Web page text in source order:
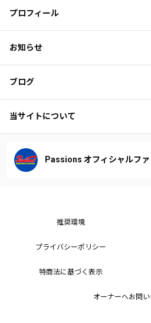
プロフィール
お知らせ
ブログ
当サイトについて
Passions オフィシャルフ
推奨環境
プライバシーポリシー
特商法に基づく表示
オーナーへお問